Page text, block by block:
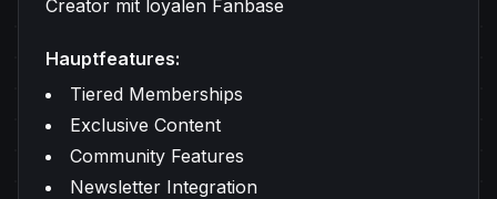
Creator mit loyalen Fanbase
Hauptfeatures:
Tiered Memberships
Exclusive Content
Community Features
Newsletter Integration